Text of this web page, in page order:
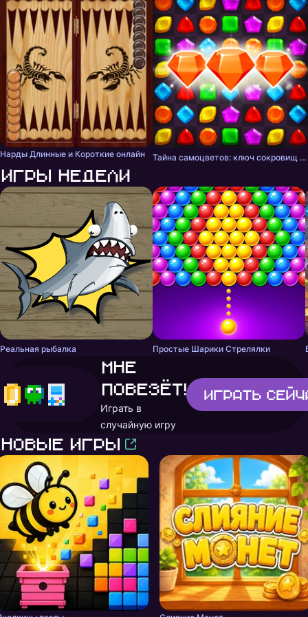
Нарды Длинные и Короткие онлайн Тайна самоцветов: ключ сокровищ - три в ряд
Игры недели
Реальная рыбалка Простые Шарики Стрелялки
Мне
повезёт!
Играть в
случайную игру
Играть
Новые игры